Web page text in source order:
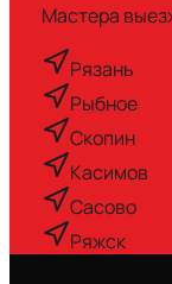
Мастера
Рязань
Рыбное
Скопин
Касимов
Сасово
Ряжск